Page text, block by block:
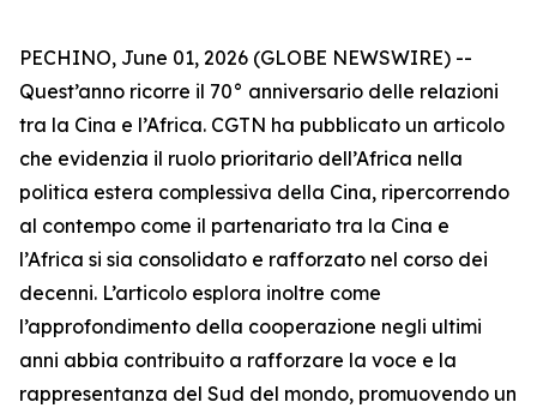
PECHINO, June 01, 2026 (GLOBE NEWSWIRE) --
Quest’anno ricorre il 70° anniversario delle relazioni
tra la Cina e l’Africa. CGTN ha pubblicato un articolo
che evidenzia il ruolo prioritario dell’Africa nella
politica estera complessiva della Cina, ripercorrendo
al contempo come il partenariato tra la Cina e
l’Africa si sia consolidato e rafforzato nel corso dei
decenni. L’articolo esplora inoltre come
l’approfondimento della cooperazione negli ultimi
anni abbia contribuito a rafforzare la voce e la
rappresentanza del Sud del mondo, promuovendo un